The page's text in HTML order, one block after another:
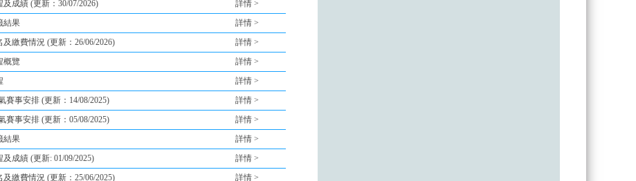
成績 (更新：30/07/2026)
詳情 >
結果
詳情 >
繳費情況 (更新：26/06/2026)
詳情 >
概覽
詳情 >
詳情 >
賽事安排 (更新：14/08/2025)
詳情 >
賽事安排 (更新：05/08/2025)
詳情 >
結果
詳情 >
成績 (更新: 01/09/2025)
詳情 >
繳費情況 (更新：25/06/2025)
詳情 >